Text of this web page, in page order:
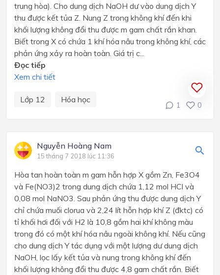
trung hòa). Cho dung dịch NaOH dư vào dung dịch Y
thu được kết tủa Z. Nung Z trong không khí đến khi
khối lượng không đổi thu được m gam chất rắn khan.
Biết trong X có chứa 1 khí hóa nâu trong không khí, các
phản ứng xảy ra hoàn toàn. Giá trị c...
Đọc tiếp
Xem chi tiết
Lớp 12 Hóa học
1 0
Nguyễn Hoàng Nam
15 tháng 7 2018 lúc 11:36
Hòa tan hoàn toàn m gam hỗn hợp X gồm Zn, Fe3O4
và Fe(NO3)2 trong dung dịch chứa 1,12 mol HCl và
0,08 mol NaNO3. Sau phản ứng thu được dung dịch Y
chỉ chứa muối clorua và 2,24 lít hỗn hợp khí Z (đktc) có
tỉ khối hơi đối với H2 là 10,8 gồm hai khí không màu
trong đó có một khí hóa nâu ngoài không khí. Nếu cũng
cho dung dịch Y tác dụng với một lượng dư dung dịch
NaOH, lọc lấy kết tủa và nung trong không khí đến
khối lượng không đổi thu được 4,8 gam chất rắn. Biết